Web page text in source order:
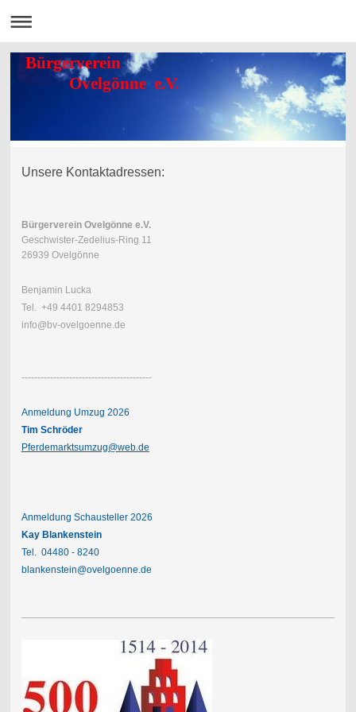
Bürgerverein
Ovelgönne e.V.
Unsere Kontaktadressen:
Bürgerverein Ovelgönne e.V.
Geschwister-Zedelius-Ring 11
26939 Ovelgönne
Benjamin Lucka
Tel. +49 4401 8294853
info@bv-ovelgoenne.de
-----------------------------------------
Anmeldung Umzug 2026
Tim Schröder
Pferdemarktsumzug@web.de
Anmeldung Schausteller 2026
Kay Blankenstein
Tel. 04480 - 8240
blankenstein@ovelgoenne.de